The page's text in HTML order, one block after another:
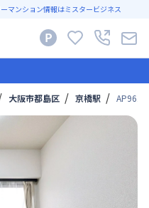
マンション情報はミスタービジネス
大阪市都島区 京橋駅 AP962